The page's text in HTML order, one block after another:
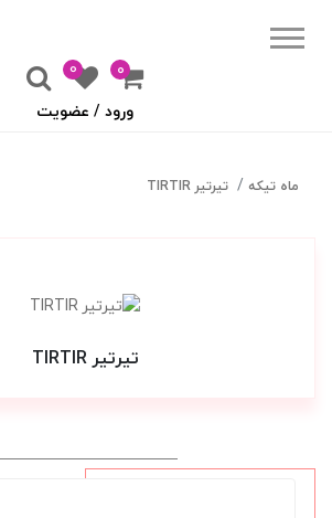
۰
0
ورود / عضویت
ماه تیکه تیرتیر TIRTIR
تیرتیر TIRTIR